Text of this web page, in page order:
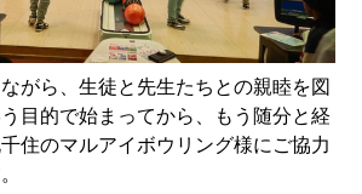
ながら、生徒と先生たちとの親睦を図
目的で始まってから、もう随分と経
住のマルアイボウリング様にご協力